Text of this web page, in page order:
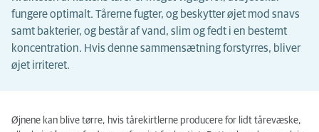
fungere optimalt. Tårerne fugter, og beskytter øjet mod snavs
samt bakterier, og består af vand, slim og fedt i en bestemt
koncentration. Hvis denne sammensætning forstyrres, bliver
øjet irriteret.
Øjnene kan blive tørre, hvis tårekirtlerne producere for lidt tårevæske,